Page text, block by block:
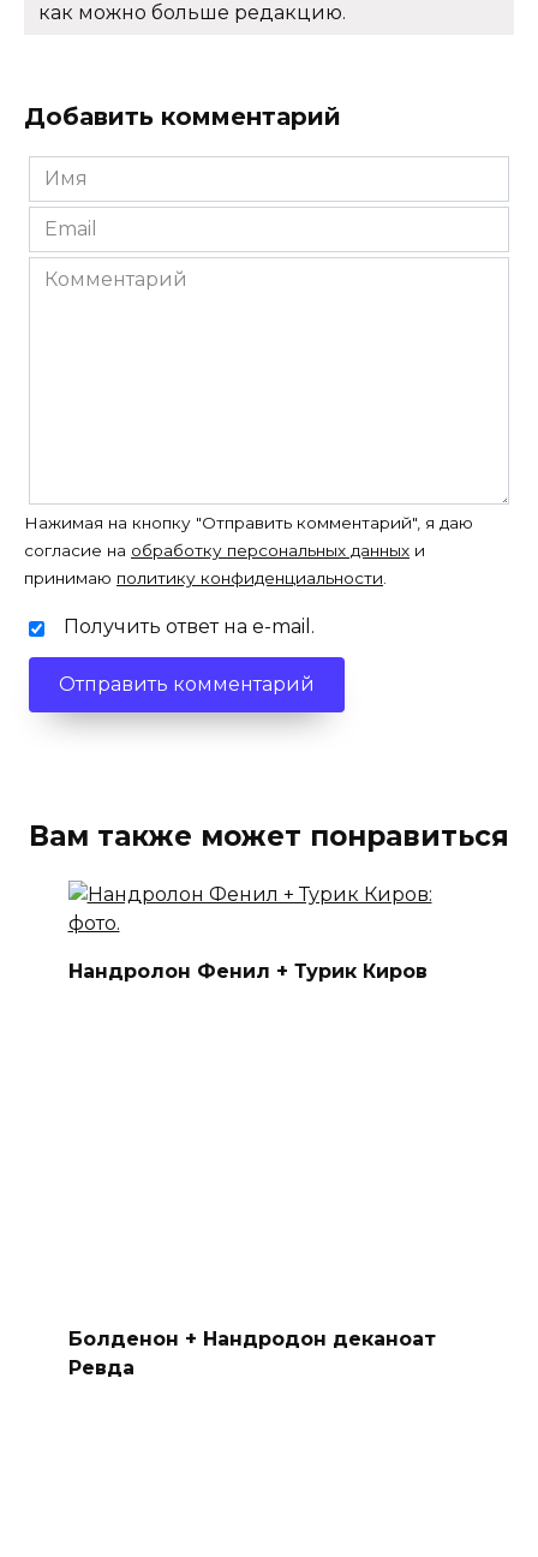
как можно больше редакцию.
Добавить комментарий
Имя
*
Email
*
Комментарий
Нажимая на кнопку "Отправить комментарий", я даю
согласие на обработку персональных данных и
принимаю политику конфиденциальности.
Получить ответ на e-mail.
Вам также может понравиться
Нандролон Фенил + Турик Киров
Болденон + Нандродон деканоат
Ревда